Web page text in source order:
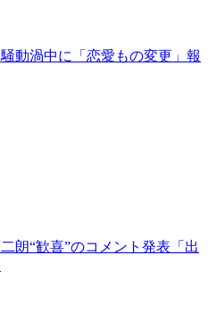
動渦中に「恋愛もの変更」報
朗“歓喜”のコメント発表「出